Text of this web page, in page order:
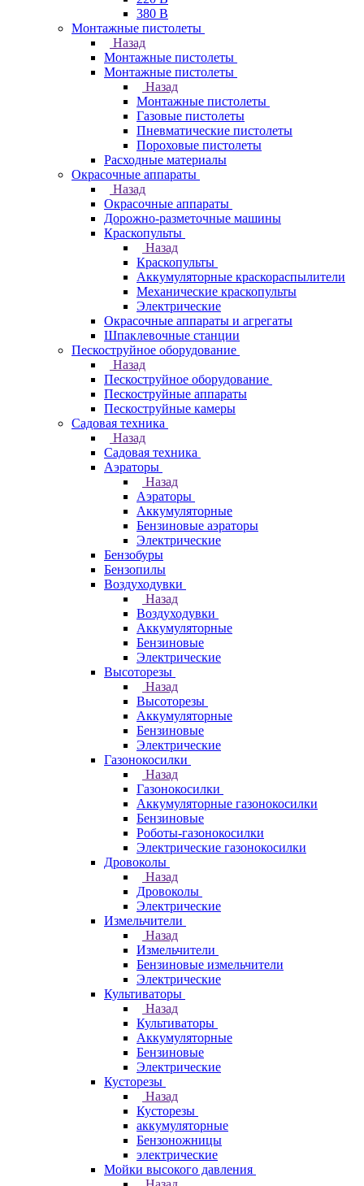
380 В
Монтажные пистолеты
Назад
Монтажные пистолеты
Монтажные пистолеты
Назад
Монтажные пистолеты
Газовые пистолеты
Пневматические пистолеты
Пороховые пистолеты
Расходные материалы
Окрасочные аппараты
Назад
Окрасочные аппараты
Дорожно-разметочные машины
Краскопульты
Назад
Краскопульты
Аккумуляторные краскораспылители
Механические краскопульты
Электрические
Окрасочные аппараты и агрегаты
Шпаклевочные станции
Пескоструйное оборудование
Назад
Пескоструйное оборудование
Пескоструйные аппараты
Пескоструйные камеры
Садовая техника
Назад
Садовая техника
Аэраторы
Назад
Аэраторы
Аккумуляторные
Бензиновые аэраторы
Электрические
Бензобуры
Бензопилы
Воздуходувки
Назад
Воздуходувки
Аккумуляторные
Бензиновые
Электрические
Высоторезы
Назад
Высоторезы
Аккумуляторные
Бензиновые
Электрические
Газонокосилки
Назад
Газонокосилки
Аккумуляторные газонокосилки
Бензиновые
Роботы-газонокосилки
Электрические газонокосилки
Дровоколы
Назад
Дровоколы
Электрические
Измельчители
Назад
Измельчители
Бензиновые измельчители
Электрические
Культиваторы
Назад
Культиваторы
Аккумуляторные
Бензиновые
Электрические
Кусторезы
Назад
Кусторезы
аккумуляторные
Бензоножницы
электрические
Мойки высокого давления